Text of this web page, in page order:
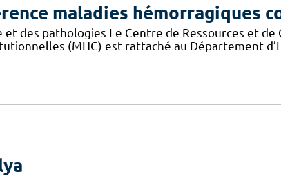
maladies hémorragiques
des pathologies Le Centre de Ressources et de
(MHC) est rattaché au Département